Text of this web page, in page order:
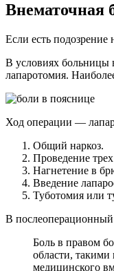
Внематочная
Если есть подозрение
В условиях больницы
лапаротомия.
Ход операции —
Общий наркоз.
Проведение
Нагнетение в
Введение
Туботомия или
В послеоперационный
Боль в правом
области,
медицинского